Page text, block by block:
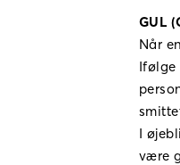
GUL
Når
Ifølge
I
være